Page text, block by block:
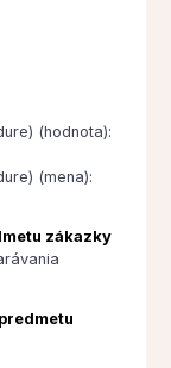
(hodnota):
(mena):
zákazky